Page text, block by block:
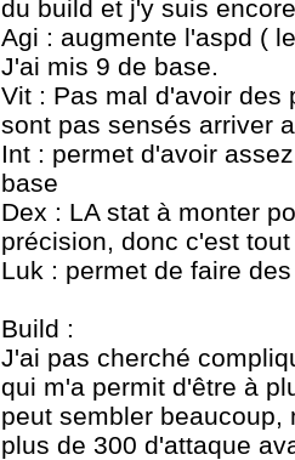
du build et j'y suis
Agi : augmente l'aspd (
J'ai mis 9 de base.
Vit : Pas mal d'avoir des
sont pas sensés arriver
Int : permet d'avoir
base
Dex : LA stat à monter
précision, donc c'est
Luk : permet de faire
Build :
J'ai pas cherché
qui m'a permit d'être à
peut sembler beaucoup,
plus de 300 d'attaque